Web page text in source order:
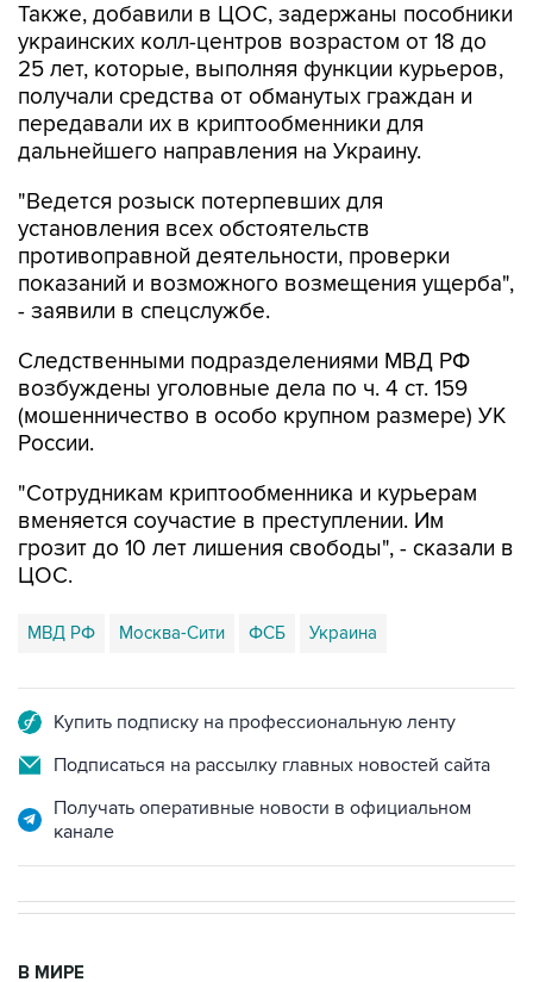
Также, добавили в ЦОС, задержаны пособники
украинских колл-центров возрастом от 18 до
25 лет, которые, выполняя функции курьеров,
получали средства от обманутых граждан и
передавали их в криптообменники для
дальнейшего направления на Украину.
"Ведется розыск потерпевших для
установления всех обстоятельств
противоправной деятельности, проверки
показаний и возможного возмещения ущерба",
- заявили в спецслужбе.
Следственными подразделениями МВД РФ
возбуждены уголовные дела по ч. 4 ст. 159
(мошенничество в особо крупном размере) УК
России.
"Сотрудникам криптообменника и курьерам
вменяется соучастие в преступлении. Им
грозит до 10 лет лишения свободы", - сказали в
ЦОС.
МВД РФ Москва-Сити ФСБ Украина
Купить подписку на профессиональную ленту
Подписаться на рассылку главных новостей сайта
Получать оперативные новости в официальном
канале
В МИРЕ